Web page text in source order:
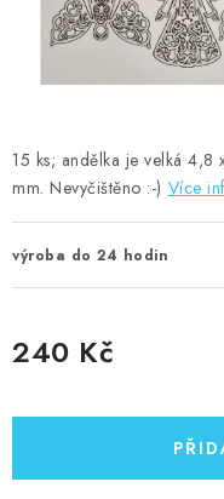
Hodnocení obchodu
Podmínky ochrany
15 ks; andělka je velká
mm. Nevyčištěno :-) Více
výroba do 24 hodin
240 Kč